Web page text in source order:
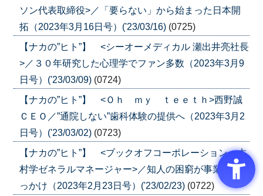
ソン代表取締役>／「要らない」から始まった日本開
拓（2023年3月16日号）('23/03/16) (0725)
【ナカの”ヒト”】 <シーオーメディカル 瀬出井亮社長
>／３０年研究した心理学でファン多数（2023年3月9
日号）('23/03/09) (0724)
【ナカの”ヒト”】 <Ｏｈ ｍｙ ｔｅｅｔｈ>西野誠
ＣＥＯ／”通院しない”歯科体験の提供へ（2023年3月2
日号）('23/03/02) (0723)
【ナカの”ヒト”】 <ブックオフコーポレーション 木
村学ゼネラルマネージャー>／知人の困窮が事業のき
っかけ（2023年2月23日号）('23/02/23) (0722)